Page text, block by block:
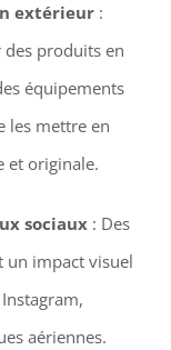
extérieur:
produits en
équipements
les mettre en
et originale.
sociaux: Des
un impact visuel
aériennes.